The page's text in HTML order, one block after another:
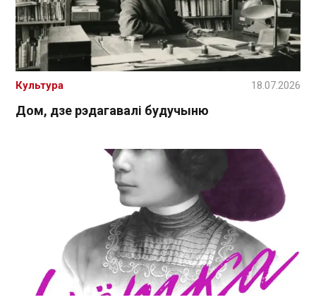
Дом, дзе рэдагавалі будучыню
Культура 18.07.2026